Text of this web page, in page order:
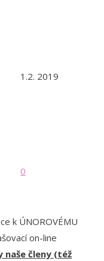
1.2. 2019
0
k ÚNOROVÉMU
on-line
naše členy (též